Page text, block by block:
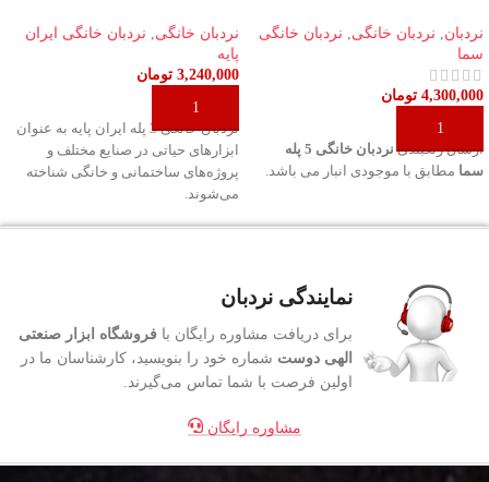
نردبان نردبان خانگی
نردبان خانگی
سما
4,300,000 تومان
افزودن به سبد خرید
ارسال رنگبندی
نردبان خانگی 5 پله
سما مطابق با موجودی انبار می باشد.
نردبان خانگی
نردبان خانگی ایران
پایه
3,240,000 تومان
افزودن به سبد خرید
نردبان خانگی 3 پله ایران پایه به عنوان
ابزارهای حیاتی در صنایع مختلف و
پروژه‌های ساختمانی و خانگی شناخته
می‌شوند.
نمایندگی نردبان
برای دریافت مشاوره رایگان با فروشگاه ابزار صنعتی
الهی دوست شماره خود را بنویسید، کارشناسان ما در
اولین فرصت با شما تماس می‌گیرند.
مشاوره رایگان